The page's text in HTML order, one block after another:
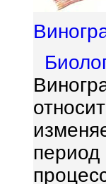
период